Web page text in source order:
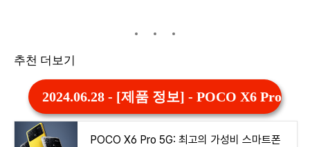
추천 더보기
2024.06.28 - [제품 정보] - POCO X6 Pro
POCO X6 Pro 5G: 최고의 가성비 스마트폰